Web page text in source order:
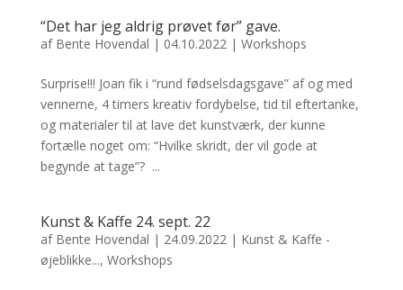
“Det har jeg aldrig prøvet før” gave.
af Bente Hovendal | 04.10.2022| Workshops
Surprise!!! Joan fik i “rund fødselsdagsgave” af og med
vennerne, 4 timers kreativ fordybelse, tid til eftertanke,
og materialer til at lave det kunstværk, der kunne
fortælle noget om: “Hvilke skridt, der vil gode at
begynde at tage”? ...
Kunst & Kaffe 24. sept. 22
af Bente Hovendal | 24.09.2022| Kunst & Kaffe -
øjeblikke..., Workshops